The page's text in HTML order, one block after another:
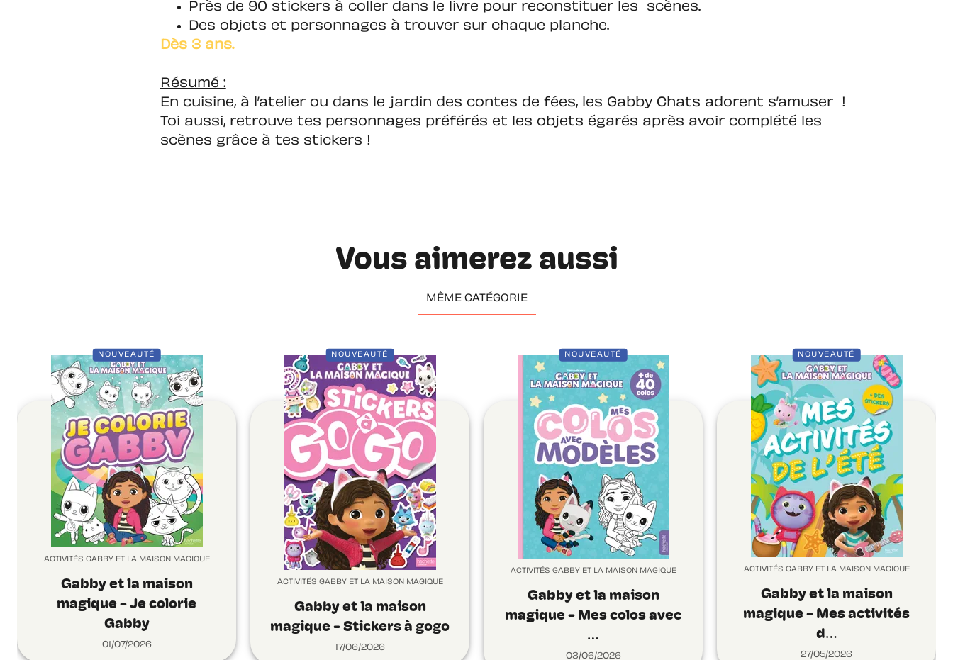
Près de 90 stickers à coller dans le livre pour reconstituer les scènes.
Des objets et personnages à trouver sur chaque planche.
Dès 3 ans.
Résumé :
En cuisine, à l’atelier ou dans le jardin des contes de fées, les Gabby Chats adorent s’amuser !
Toi aussi, retrouve tes personnages préférés et les objets égarés après avoir complété les
scènes grâce à tes stickers !
Vous aimerez aussi
MÊME CATÉGORIE
NOUVEAUTÉ
ACTIVITÉS GABBY ET LA MAISON MAGIQUE
Gabby et la maison
magique - Je colorie
Gabby
01/07/2026
NOUVEAUTÉ
ACTIVITÉS GABBY ET LA MAISON MAGIQUE
Gabby et la maison
magique - Stickers à gogo
17/06/2026
NOUVEAUTÉ
ACTIVITÉS GABBY ET LA MAISON MAGIQUE
Gabby et la maison
magique - Mes colos avec
…
03/06/2026
NOUVEAUTÉ
ACTIVITÉS GABBY ET LA MAISON MAGIQUE
Gabby et la maison
magique - Mes activités
d…
27/05/2026